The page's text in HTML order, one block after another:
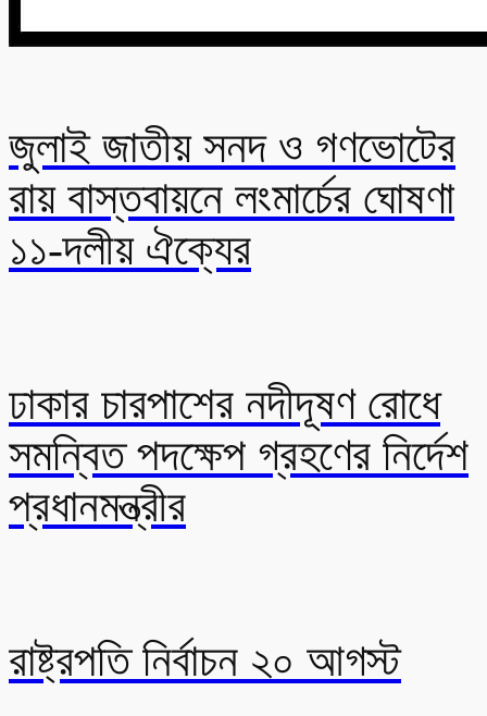
জুলাই জাতীয় সনদ ও গণভোটের
রায় বাস্তবায়নে লংমার্চের ঘোষণা
১১-দলীয় ঐক্যের
ঢাকার চারপাশের নদীদূষণ রোধে
সমন্বিত পদক্ষেপ গ্রহণের নির্দেশ
প্রধানমন্ত্রীর
রাষ্ট্রপতি নির্বাচন ২০ আগস্ট